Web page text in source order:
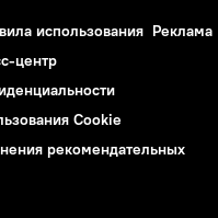
использования Реклама
центр
Cookie
рекомендательных